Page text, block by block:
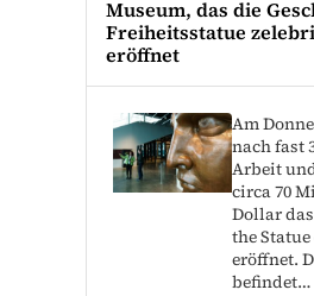
Museum, das die
Freiheitsstatue
eröffnet
Am
nach fast
Arbeit
circa 70
Dollar
the
eröffnet.
befindet…